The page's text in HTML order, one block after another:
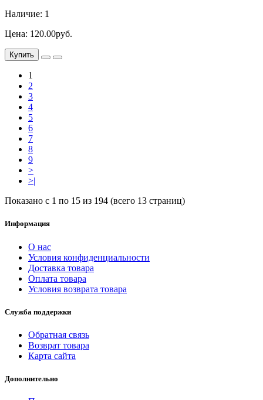
Наличие: 1
Цена: 120.00руб.
Купить
1
2
3
4
5
6
7
8
9
>
>|
Показано с 1 по 15 из 194 (всего 13 страниц)
Информация
О нас
Условия конфиденциальности
Доставка товара
Оплата товара
Условия возврата товара
Служба поддержки
Обратная связь
Возврат товара
Карта сайта
Дополнительно